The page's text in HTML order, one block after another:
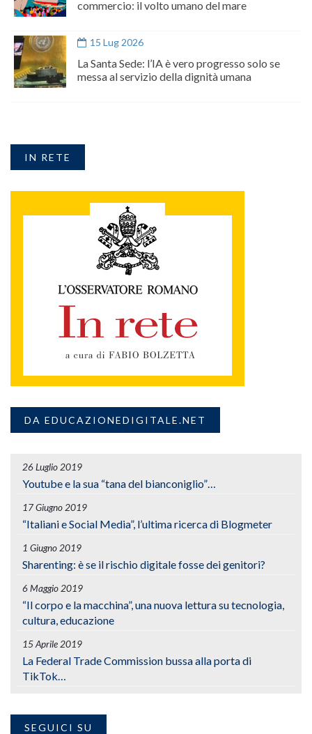
commercio: il volto umano del mare
15 Lug 2026
La Santa Sede: l’IA è vero progresso solo se
messa al servizio della dignità umana
IN RETE
DA EDUCAZIONEDIGITALE.NET
26 Luglio 2019
Youtube e la sua “tana del bianconiglio”…
17 Giugno 2019
“Italiani e Social Media”, l’ultima ricerca di Blogmeter
1 Giugno 2019
Sharenting: è se il rischio digitale fosse dei genitori?
6 Maggio 2019
“Il corpo e la macchina”, una nuova lettura su tecnologia,
cultura, educazione
15 Aprile 2019
La Federal Trade Commission bussa alla porta di
TikTok…
SEGUICI SU